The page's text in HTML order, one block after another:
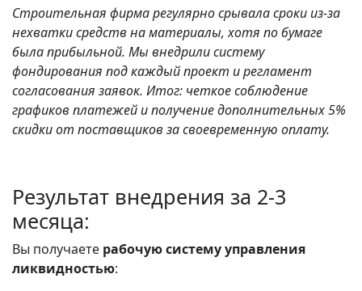
Строительная фирма регулярно срывала сроки из-за
нехватки средств на материалы, хотя по бумаге
была прибыльной. Мы внедрили систему
фондирования под каждый проект и регламент
согласования заявок. Итог: четкое соблюдение
графиков платежей и получение дополнительных 5%
скидки от поставщиков за своевременную оплату.
Результат внедрения за 2-3
месяца:
Вы получаете рабочую систему управления
ликвидностью: